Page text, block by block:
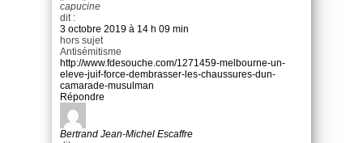
capucine
dit :
3 octobre 2019 à 14 h 09 min
hors sujet
Antisémitisme
http://www.fdesouche.com/1271459-melbourne-un-
eleve-juif-force-dembrasser-les-chaussures-dun-
camarade-musulman
Répondre
Bertrand Jean-Michel Escaffre